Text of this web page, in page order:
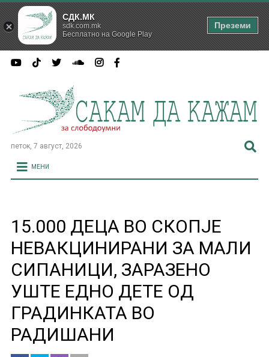
петок, 7 август, 2026
МЕНИ
15.000 ДЕЦА ВО СКОПЈЕ
НЕВАКЦИНИРАНИ ЗА МАЛИ
СИПАНИЦИ, ЗАРАЗЕНО
УШТЕ ЕДНО ДЕТЕ ОД
ГРАДИНКАТА ВО
РАДИШАНИ
СДК.МК
sdk.com.mk
Бесплатно на Google Play
Преземи